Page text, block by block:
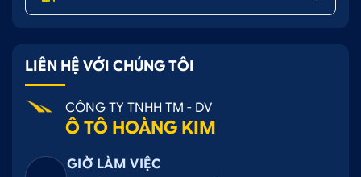
Bước 1:Làm sạch bề mặt cần dán.
Bước 3:Tháo keo 2 mặt phía sau bệ bước, áp
và bệ bước bám chặt hơn vào xe.
LIÊN HỆ VỚI CHÚNG TÔI
CÔNG TY TNHH TM - DV
Ô TÔ HOÀNG KIM
GIỜ LÀM VIỆC